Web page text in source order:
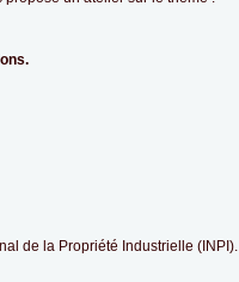
de la Propriété Industrielle (INPI).